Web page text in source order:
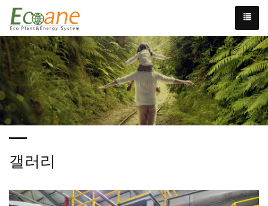
We have created a awesome theme
Far far away,behind the word mountains, far from the countries
갤러리